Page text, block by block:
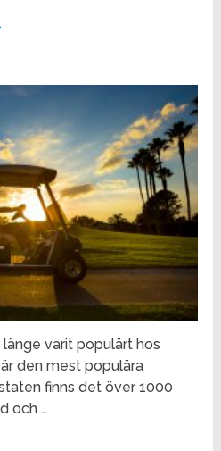
varit populärt hos
den mest populära
finns det över 1000
och …